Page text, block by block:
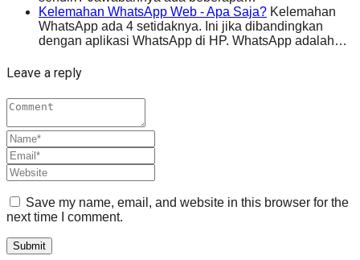
Kelemahan WhatsApp Web - Apa Saja? Kelemahan
WhatsApp ada 4 setidaknya. Ini jika dibandingkan
dengan aplikasi WhatsApp di HP. WhatsApp adalah…
Leave a reply
Save my name, email, and website in this browser for the
next time I comment.